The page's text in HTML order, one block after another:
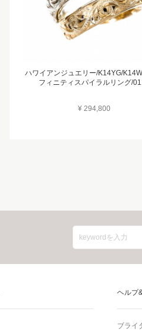
ハワイアンジュエリー/K14YG/
フィニティスパイラルリング/
¥ 294,800
ヘルプ
ブライ